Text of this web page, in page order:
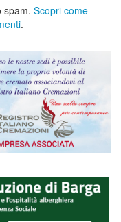
spam. Scopri come
.